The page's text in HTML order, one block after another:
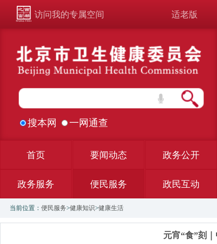
访问我的专属空间 适老版
搜本网 一网通查
首页 要闻动态 政务公开
政务服务 便民服务 政民互动
当前位置： 便民服务>健康知识>健康生活
元宵“食”刻